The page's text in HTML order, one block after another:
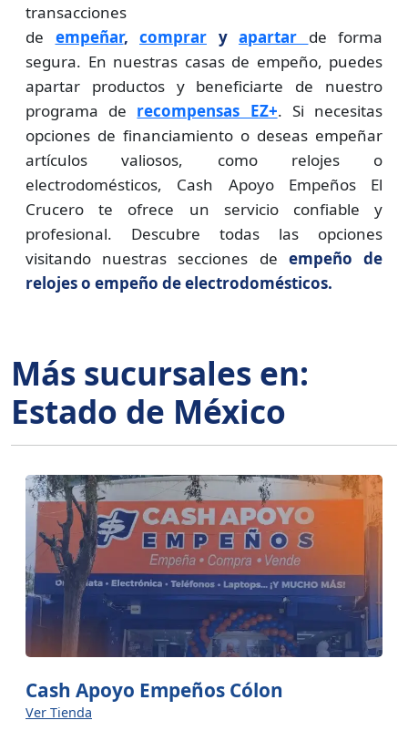
transacciones
de empeñar, comprar y apartar
de forma
segura. En nuestras casas de empeño, puedes
apartar productos y beneficiarte de nuestro
programa de recompensas EZ+. Si necesitas
opciones de financiamiento o deseas empeñar
artículos valiosos, como relojes o
electrodomésticos, Cash Apoyo Empeños El
Crucero te ofrece un servicio confiable y
profesional. Descubre todas las opciones
visitando nuestras secciones de empeño de
relojes o empeño de electrodomésticos.
Más sucursales en:
Estado de México
Cash Apoyo Empeños Cólon
Ver Tienda